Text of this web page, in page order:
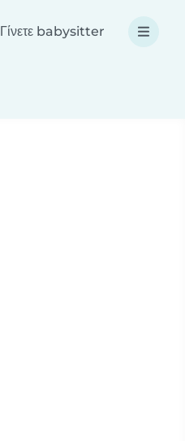
Γίνετε babysitter